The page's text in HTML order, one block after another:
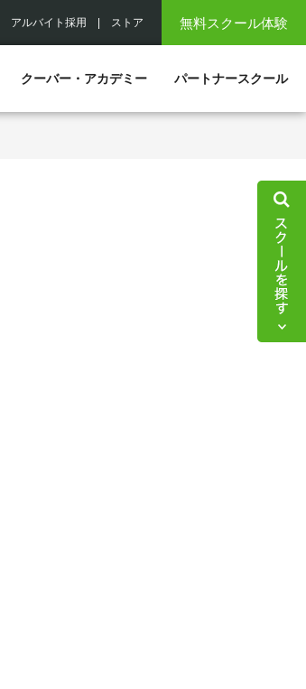
無料スクール体験
アルバイト採用 ストア
クーバー・アカデミー パートナースクール